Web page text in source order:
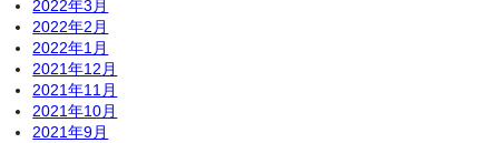
2022年3月
2022年2月
2022年1月
2021年12月
2021年11月
2021年10月
2021年9月